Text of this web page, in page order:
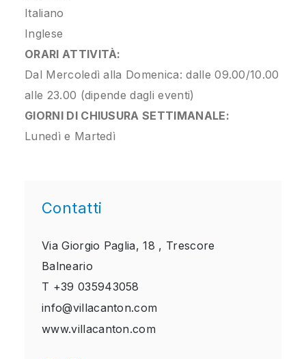
Italiano
Inglese
ORARI ATTIVITÀ:
Dal Mercoledì alla Domenica: dalle 09.00/10.00
alle 23.00 (dipende dagli eventi)
GIORNI DI CHIUSURA SETTIMANALE:
Lunedì e Martedì
Contatti
Via Giorgio Paglia, 18 , Trescore
Balneario
T +39 035943058
info@villacanton.com
www.villacanton.com